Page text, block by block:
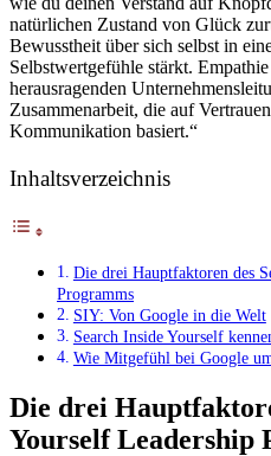
natürlichen Zustand von Glück
Bewusstheit über sich selbst in
Selbstwertgefühle stärkt.
herausragenden
Zusammenarbeit, die auf
Kommunikation basiert.“
Inhaltsverzeichnis
Die drei Hauptfaktoren des
Programms
SIY: Von Google in die Welt
Search Inside Yourself
Wie Mitgefühl bei Google
Die drei
Yourself Leadership